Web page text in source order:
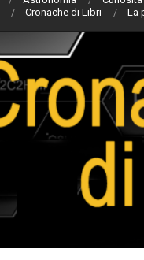
Cronache di Libri La